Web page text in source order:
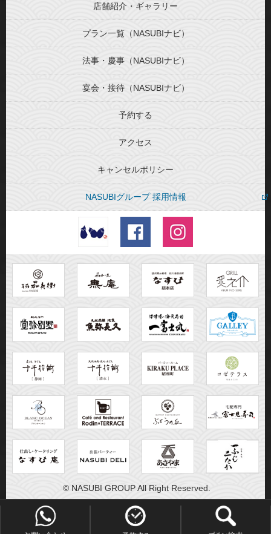
店舗紹介・ギャラリー
プラン一覧（NASUBIナビ）
法事・慶事（NASUBIナビ）
宴会・接待（NASUBIナビ）
予約する
アクセス
キャンセルポリシー
NASUBIグループ 採用情報
© NASUBI GROUP All Right Reserved.